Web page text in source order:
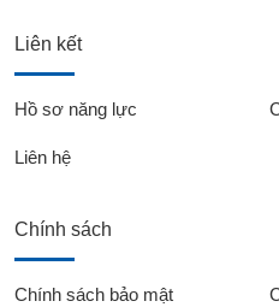
Liên kết
Hồ sơ năng lực
Liên hệ
Chính sách
Chính sách bảo mật